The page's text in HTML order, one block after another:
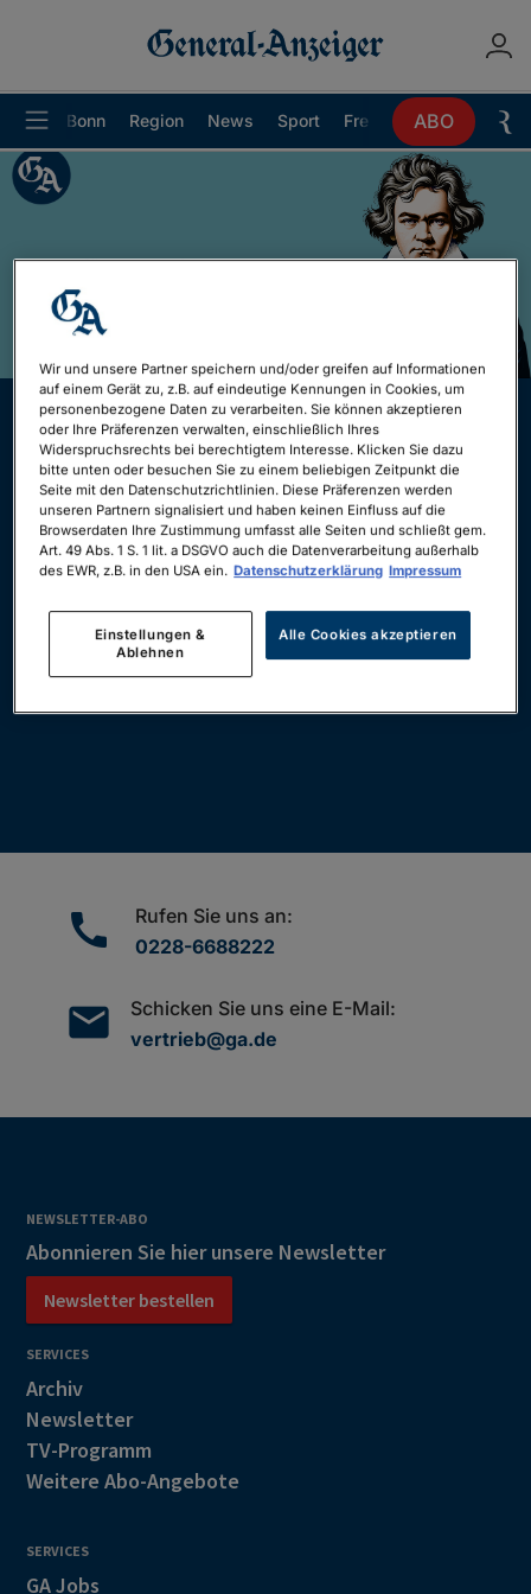
Bonn Region News Sport Freizeit Ratgeber
ABO
Danke für Ihre Teilnahme!
Ihre Antworten helfen uns, stetig besser zu
werden.
Wir leiten Sie in5Sekunden auf
call
Rufen Sie uns an:
0228-6688222
mail
Schicken Sie uns eine E-Mail:
vertrieb@ga.de
NEWSLETTER-ABO
Abonnieren Sie hier unsere Newsletter
Newsletter bestellen
SERVICES
Archiv
Newsletter
TV-Programm
Weitere Abo-Angebote
SERVICES
GA Jobs
Wir und unsere Partner speichern und/oder greifen auf Informationen
auf einem Gerät zu, z.B. auf eindeutige Kennungen in Cookies, um
personenbezogene Daten zu verarbeiten. Sie können akzeptieren
oder Ihre Präferenzen verwalten, einschließlich Ihres
Widerspruchsrechts bei berechtigtem Interesse. Klicken Sie dazu
bitte unten oder besuchen Sie zu einem beliebigen Zeitpunkt die
Seite mit den Datenschutzrichtlinien. Diese Präferenzen werden
unseren Partnern signalisiert und haben keinen Einfluss auf die
Browserdaten Ihre Zustimmung umfasst alle Seiten und schließt gem.
Art. 49 Abs. 1 S. 1 lit. a DSGVO auch die Datenverarbeitung außerhalb
des EWR, z.B. in den USA ein. Datenschutzerklärung Impressum
Einstellungen &
Ablehnen
Alle Cookies akzeptieren